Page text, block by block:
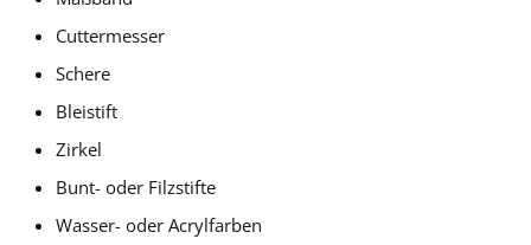
Cuttermesser
Schere
Bleistift
Zirkel
Bunt- oder Filzstifte
Wasser- oder Acrylfarben